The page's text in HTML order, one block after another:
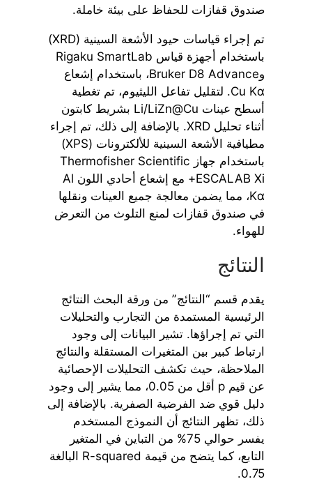
صندوق قفازات للحفاظ على بيئة خاملة.
تم إجراء قياسات حيود الأشعة السينية (XRD)
باستخدام أجهزة قياس Rigaku SmartLab
وBruker D8 Advance، باستخدام إشعاع
Cu Kα. لتقليل تفاعل الليثيوم، تم تغطية
أسطح عينات Li/LiZn@Cu بشريط كابتون
أثناء تحليل XRD. بالإضافة إلى ذلك، تم إجراء
مطيافية الأشعة السينية للألكترونات (XPS)
باستخدام جهاز Thermofisher Scientific
ESCALAB Xi+ مع إشعاع أحادي اللون Al
Kα، مما يضمن معالجة جميع العينات ونقلها
في صندوق قفازات لمنع التلوث من التعرض
للهواء.
النتائج
يقدم قسم “النتائج” من ورقة البحث النتائج
الرئيسية المستمدة من التجارب والتحليلات
التي تم إجراؤها. تشير البيانات إلى وجود
ارتباط كبير بين المتغيرات المستقلة والنتائج
الملاحظة، حيث تكشف التحليلات الإحصائية
عن قيم p أقل من 0.05، مما يشير إلى وجود
دليل قوي ضد الفرضية الصفرية. بالإضافة إلى
ذلك، تظهر النتائج أن النموذج المستخدم
يفسر حوالي 75% من التباين في المتغير
التابع، كما يتضح من قيمة R-squared البالغة
0.75.